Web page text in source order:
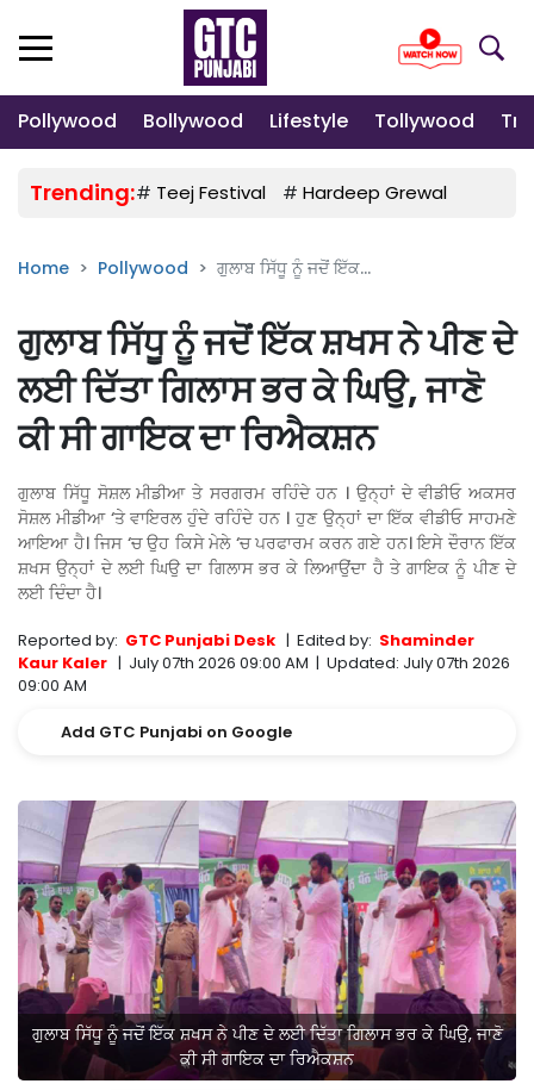
Pollywood Bollywood Lifestyle Tollywood
Trending:# Teej Festival # Hardeep Grewal
Home Pollywood ਗੁਲਾਬ ਸਿੱਧੂ ਨੂੰ ਜਦੋਂ ਇੱਕ...
ਗੁਲਾਬ ਸਿੱਧੂ ਨੂੰ ਜਦੋਂ ਇੱਕ ਸ਼ਖਸ ਨੇ ਪੀਣ ਦੇ
ਲਈ ਦਿੱਤਾ ਗਿਲਾਸ ਭਰ ਕੇ ਘਿਉ, ਜਾਣੋ
ਕੀ ਸੀ ਗਾਇਕ ਦਾ ਰਿਐਕਸ਼ਨ
ਗੁਲਾਬ ਸਿੱਧੂ ਸੋਸ਼ਲ ਮੀਡੀਆ ਤੇ ਸਰਗਰਮ ਰਹਿੰਦੇ ਹਨ । ਉਨ੍ਹਾਂ ਦੇ ਵੀਡੀਓ ਅਕਸਰ
ਸੋਸ਼ਲ ਮੀਡੀਆ ‘ਤੇ ਵਾਇਰਲ ਹੁੰਦੇ ਰਹਿੰਦੇ ਹਨ । ਹੁਣ ਉਨ੍ਹਾਂ ਦਾ ਇੱਕ ਵੀਡੀਓ ਸਾਹਮਣੇ
ਆਇਆ ਹੈ। ਜਿਸ ‘ਚ ਉਹ ਕਿਸੇ ਮੇਲੇ ‘ਚ ਪਰਫਾਰਮ ਕਰਨ ਗਏ ਹਨ। ਇਸੇ ਦੌਰਾਨ ਇੱਕ
ਸ਼ਖਸ ਉਨ੍ਹਾਂ ਦੇ ਲਈ ਘਿਉ ਦਾ ਗਿਲਾਸ ਭਰ ਕੇ ਲਿਆਉਂਦਾ ਹੈ ਤੇ ਗਾਇਕ ਨੂੰ ਪੀਣ ਦੇ
ਲਈ ਦਿੰਦਾ ਹੈ।
Reported by: GTC Punjabi Desk | Edited by: Shaminder
Kaur Kaler | July 07th 2026 09:00 AM | Updated: July 07th 2026
09:00 AM
Add GTC Punjabi on Google
ਗੁਲਾਬ ਸਿੱਧੂ ਨੂੰ ਜਦੋਂ ਇੱਕ ਸ਼ਖਸ ਨੇ ਪੀਣ ਦੇ ਲਈ ਦਿੱਤਾ ਗਿਲਾਸ ਭਰ ਕੇ ਘਿਉ, ਜਾਣੋ
ਕੀ ਸੀ ਗਾਇਕ ਦਾ ਰਿਐਕਸ਼ਨ